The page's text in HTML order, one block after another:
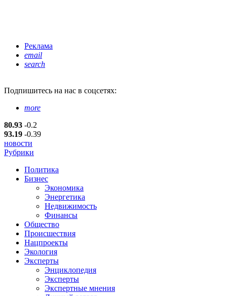
Реклама
email
search
Подпишитесь на нас в соцсетях:
more
80.93 -0.2
93.19 -0.39
новости
Рубрики
Политика
Бизнес
Экономика
Энергетика
Недвижимость
Финансы
Общество
Происшествия
Нацпроекты
Экология
Эксперты
Энциклопедия
Эксперты
Экспертные мнения